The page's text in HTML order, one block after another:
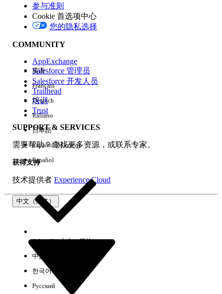
版本
体验
参与准则
Cookie 首选项中心
您的隐私选择
COMMUNITY
AppExchange
Salesforce 管理员
Salesforce 开发人员
Trailhead
培训
Trust
SUPPORT & SERVICES
需要帮助？查找更多资源，或联系专家。
获得支持
技术提供者 Experience Cloud
中文（简体）
英语
Français
Deutsch
Italiano
日本語
Español (México)
Español
Select Org中文（简体）
中文（繁体）
한국어
Русский